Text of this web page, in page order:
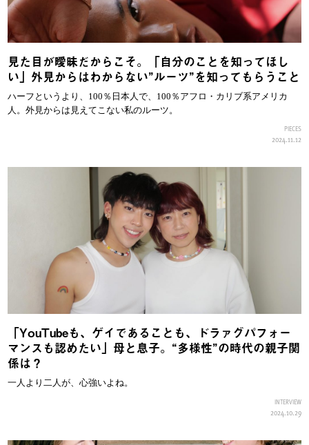
見た目が曖昧だからこそ。「自分のことを知ってほし
い」外見からはわからない”ルーツ”を知ってもらうこと
ハーフというより、100％日本人で、100％アフロ・カリブ系アメリカ
人。外見からは見えてこない私のルーツ。
PIECES
2024.11.12
「YouTubeも、ゲイであることも、ドラァグパフォー
マンスも認めたい」母と息子。“多様性”の時代の親子関
係は？
一人より二人が、心強いよね。
INTERVIEW
2024.10.29